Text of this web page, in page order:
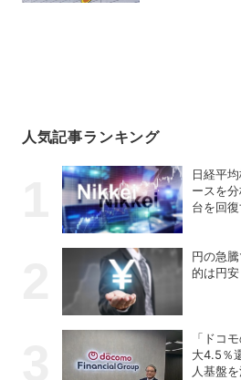
人気記事ランキング
日経平
ースを
台を回
円の急
的は円
「ドコ
大4.5％
人基盤